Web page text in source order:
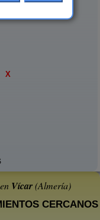
X
Vícar(Almería)
CERCANOS